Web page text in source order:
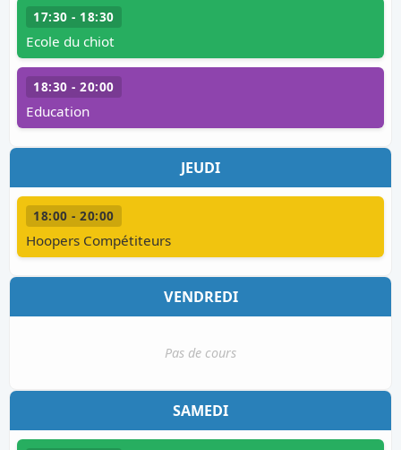
17:30 - 18:30
Ecole du chiot
18:30 - 20:00
Education
JEUDI
18:00 - 20:00
Hoopers Compétiteurs
VENDREDI
Pas de cours
SAMEDI